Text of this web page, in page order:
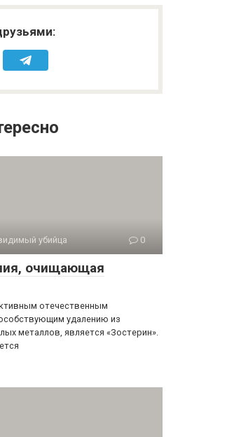
убийца 0
очищающая
отечественным
удалению из
металлов, является «Зостерин».